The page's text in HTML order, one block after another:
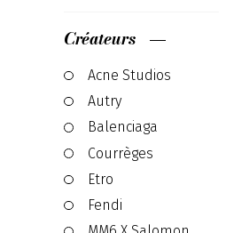
Créateurs
Acne Studios
Autry
Balenciaga
Courrèges
Etro
Fendi